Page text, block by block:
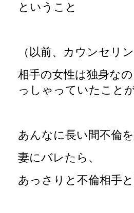
ということ
（以前、カウンセリ
相手の女性は独身な
っしゃっていたこと
あんなに長い間不倫
妻にバレたら、
あっさりと不倫相手